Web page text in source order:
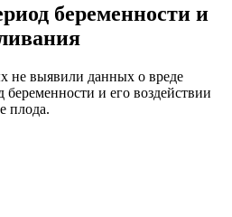
беременности и
не выявили данных о вреде
беременности и его воздействии
плода.